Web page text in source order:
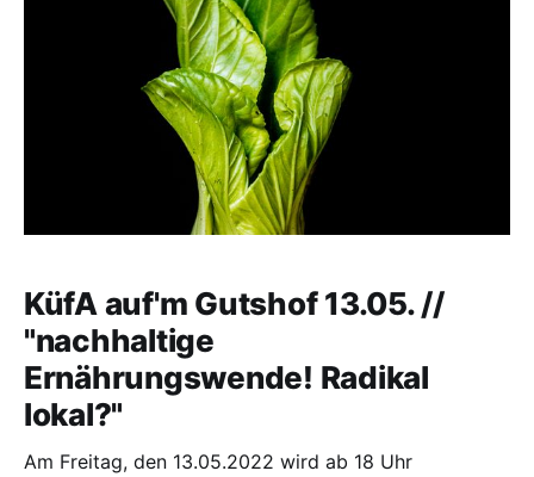
KüfA auf'm Gutshof 13.05. //
"nachhaltige
Ernährungswende! Radikal
lokal?"
Am Freitag, den 13.05.2022 wird ab 18 Uhr